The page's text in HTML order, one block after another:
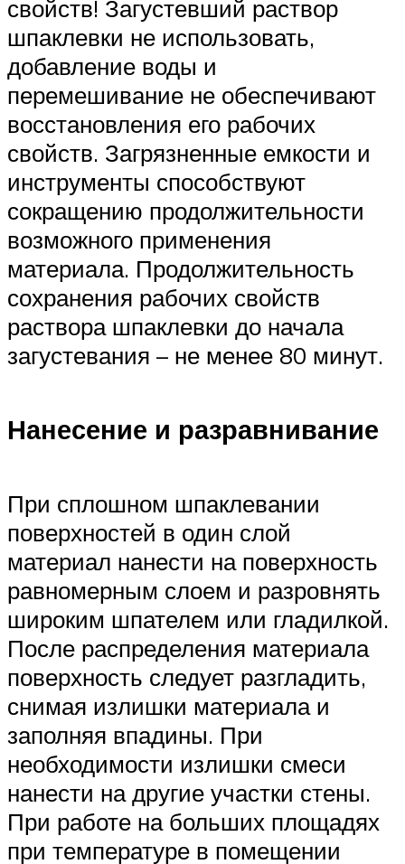
свойств! Загустевший раствор
шпаклевки не использовать,
добавление воды и
перемешивание не обеспечивают
восстановления его рабочих
свойств. Загрязненные емкости и
инструменты способствуют
сокращению продолжительности
возможного применения
материала. Продолжительность
сохранения рабочих свойств
раствора шпаклевки до начала
загустевания – не менее 80 минут.
Нанесение и разравнивание
При сплошном шпаклевании
поверхностей в один слой
материал нанести на поверхность
равномерным слоем и разровнять
широким шпателем или гладилкой.
После распределения материала
поверхность следует разгладить,
снимая излишки материала и
заполняя впадины. При
необходимости излишки смеси
нанести на другие участки стены.
При работе на больших площадях
при температуре в помещении